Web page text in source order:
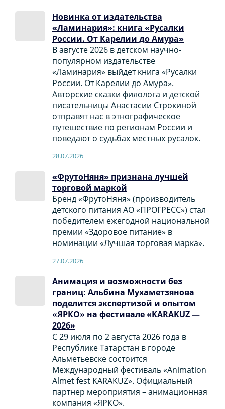
Новинка от издательства
«Ламинария»: книга «Русалки
России. От Карелии до Амура»
В августе 2026 в детском научно-
популярном издательстве
«Ламинария» выйдет книга «Русалки
России. От Карелии до Амура».
Авторские сказки филолога и детской
писательницы Анастасии Строкиной
отправят нас в этнографическое
путешествие по регионам России и
поведают о судьбах местных русалок.
28.07.2026
«ФрутоНяня» признана лучшей
торговой маркой
Бренд «ФрутоНяня» (производитель
детского питания АО «ПРОГРЕСС») стал
победителем ежегодной национальной
премии «Здоровое питание» в
номинации «Лучшая торговая марка».
27.07.2026
Анимация и возможности без
границ: Альбина Мухаметзянова
поделится экспертизой и опытом
«ЯРКО» на фестивале «KARAKUZ —
2026»
С 29 июля по 2 августа 2026 года в
Республике Татарстан в городе
Альметьевске состоится
Международный фестиваль «Animation
Almet fest KARAKUZ». Официальный
партнер мероприятия – анимационная
компания «ЯРКО».